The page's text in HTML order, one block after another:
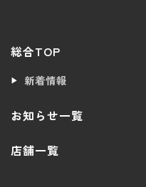
総合TOP
新着情報
お知らせ一覧
店舗一覧